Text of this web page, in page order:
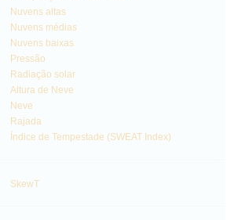
Nuvens altas
Nuvens médias
Nuvens baixas
Pressão
Radiação solar
Altura de Neve
Neve
Rajada
Índice de Tempestade (SWEAT Index)
SkewT